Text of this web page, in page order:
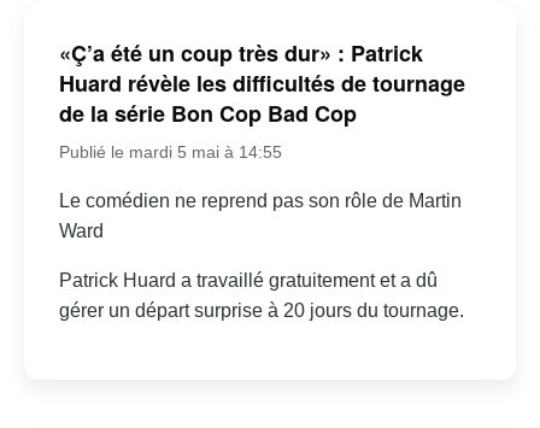
«Ç’a été un coup très dur» : Patrick
Huard révèle les difficultés de tournage
de la série Bon Cop Bad Cop
Publié le mardi 5 mai à 14:55
Le comédien ne reprend pas son rôle de Martin
Ward
Patrick Huard a travaillé gratuitement et a dû
gérer un départ surprise à 20 jours du tournage.